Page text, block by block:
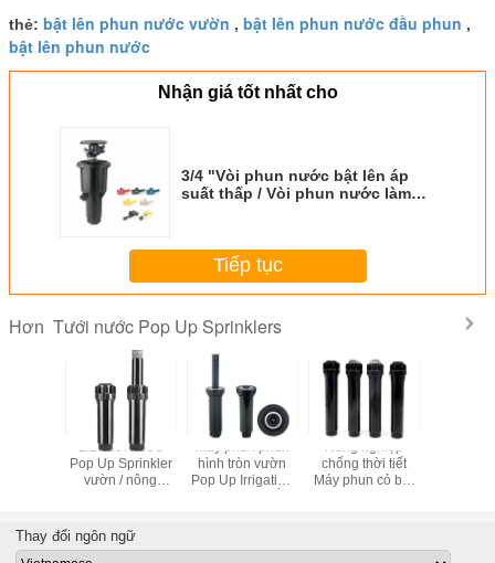
thẻ: bật lên phun nước vườn , bật lên phun nước đầu phun ,
bật lên phun nước
Nhận giá tốt nhất cho
3/4 "Vòi phun nước bật lên áp
suất thấp / Vòi phun nước làm
Tiếp tục
Hơn Tưới nước Pop Up Sprinklers
1/2' tưới nước
Pop Up Sprinkler
vườn / nông
Máy phun phun
hình tròn vườn
Pop Up Irrigation
Nông nghiệp
chống thời tiết
Máy phun cỏ bật
Thay đổi ngôn ngữ